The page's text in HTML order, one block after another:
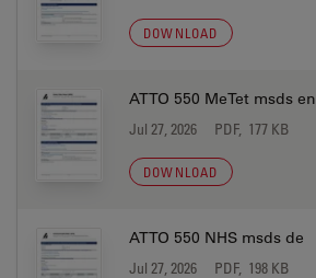
DOWNLOAD
ATTO 550 MeTet msds en
Jul 27, 2026 PDF, 177 KB
DOWNLOAD
ATTO 550 NHS msds de
Jul 27, 2026 PDF, 198 KB